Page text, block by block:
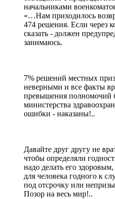
начальниками
«…Нам приходилось
474 решения. Если через
сказать - должен
занимаюсь.
7% решений местных
неверными и все факты
превышения полномочий
министерства
ошибки - наказаны!..
Давайте друг другу не
чтобы определяли
надо делать его
для человека годного к
под отсрочку или
Позор на весь мир!..